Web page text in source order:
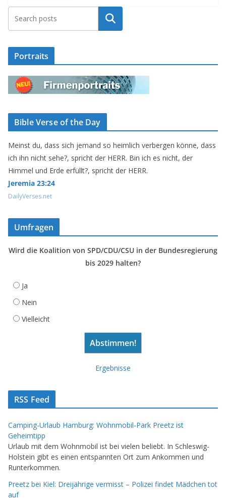
Suchen
Portraits
Bible Verse of the Day
Meinst du, dass sich jemand so heimlich verbergen könne, dass
ich ihn nicht sehe?, spricht der HERR. Bin ich es nicht, der
Himmel und Erde erfüllt?, spricht der HERR.
Jeremia 23:24
DailyVerses.net
Umfragen
Wird die Koalition von SPD/CDU/CSU in der Bundesregierung
bis 2029 halten?
Ja
Nein
Vielleicht
Ergebnisse
RSS Feed
Camping-Urlaub Hamburg: Wohnmobil-Park Preetz ist
Geheimtipp
Urlaub mit dem Wohnmobil ist bei vielen beliebt. In Schleswig-
Holstein gibt es einen entspannten Ort zum Ankommen und
Runterkommen.
Preetz bei Kiel: Dreijährige vermisst – Polizei findet Mädchen tot
auf